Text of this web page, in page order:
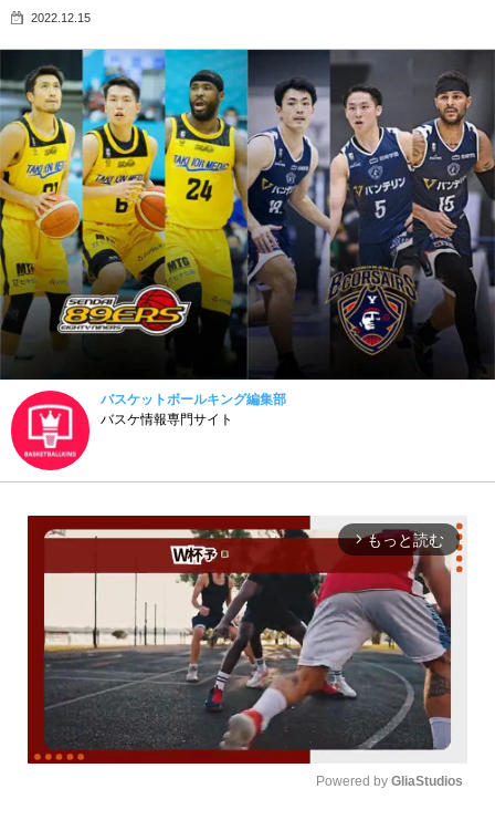
2022.12.15
バスケットボールキング編集部
バスケ情報専門サイト
arrow_forward_ios もっと読む
Powered by GliaStudios